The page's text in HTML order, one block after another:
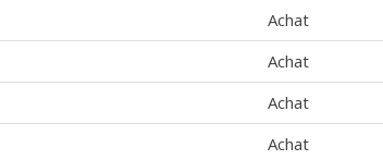
Achat
Achat
Achat
Achat